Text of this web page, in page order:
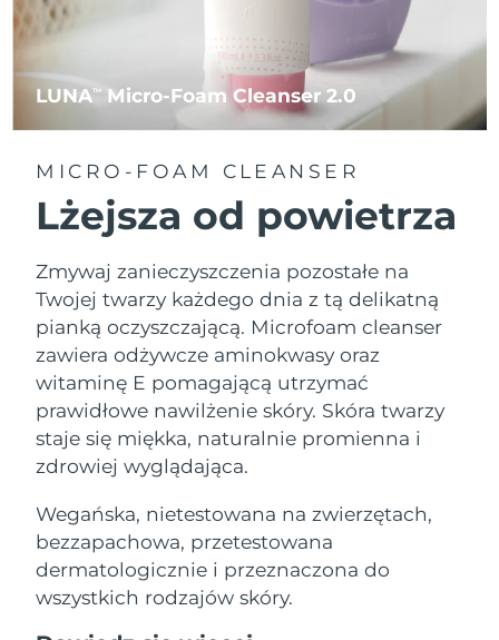
LUNATM Micro-Foam Cleanser 2.0
MICRO-FOAM CLEANSER
Lżejsza od powietrza
Zmywaj zanieczyszczenia pozostałe na
Twojej twarzy każdego dnia z tą delikatną
pianką oczyszczającą. Microfoam cleanser
zawiera odżywcze aminokwasy oraz
witaminę E pomagającą utrzymać
prawidłowe nawilżenie skóry. Skóra twarzy
staje się miękka, naturalnie promienna i
zdrowiej wyglądająca.
Wegańska, nietestowana na zwierzętach,
bezzapachowa, przetestowana
dermatologicznie i przeznaczona do
wszystkich rodzajów skóry.